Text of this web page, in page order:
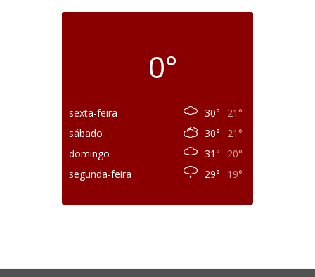
0°
sexta-feira 30°
21°
sábado
30°
21°
domingo
31°
20°
segunda-feira
29° 19°